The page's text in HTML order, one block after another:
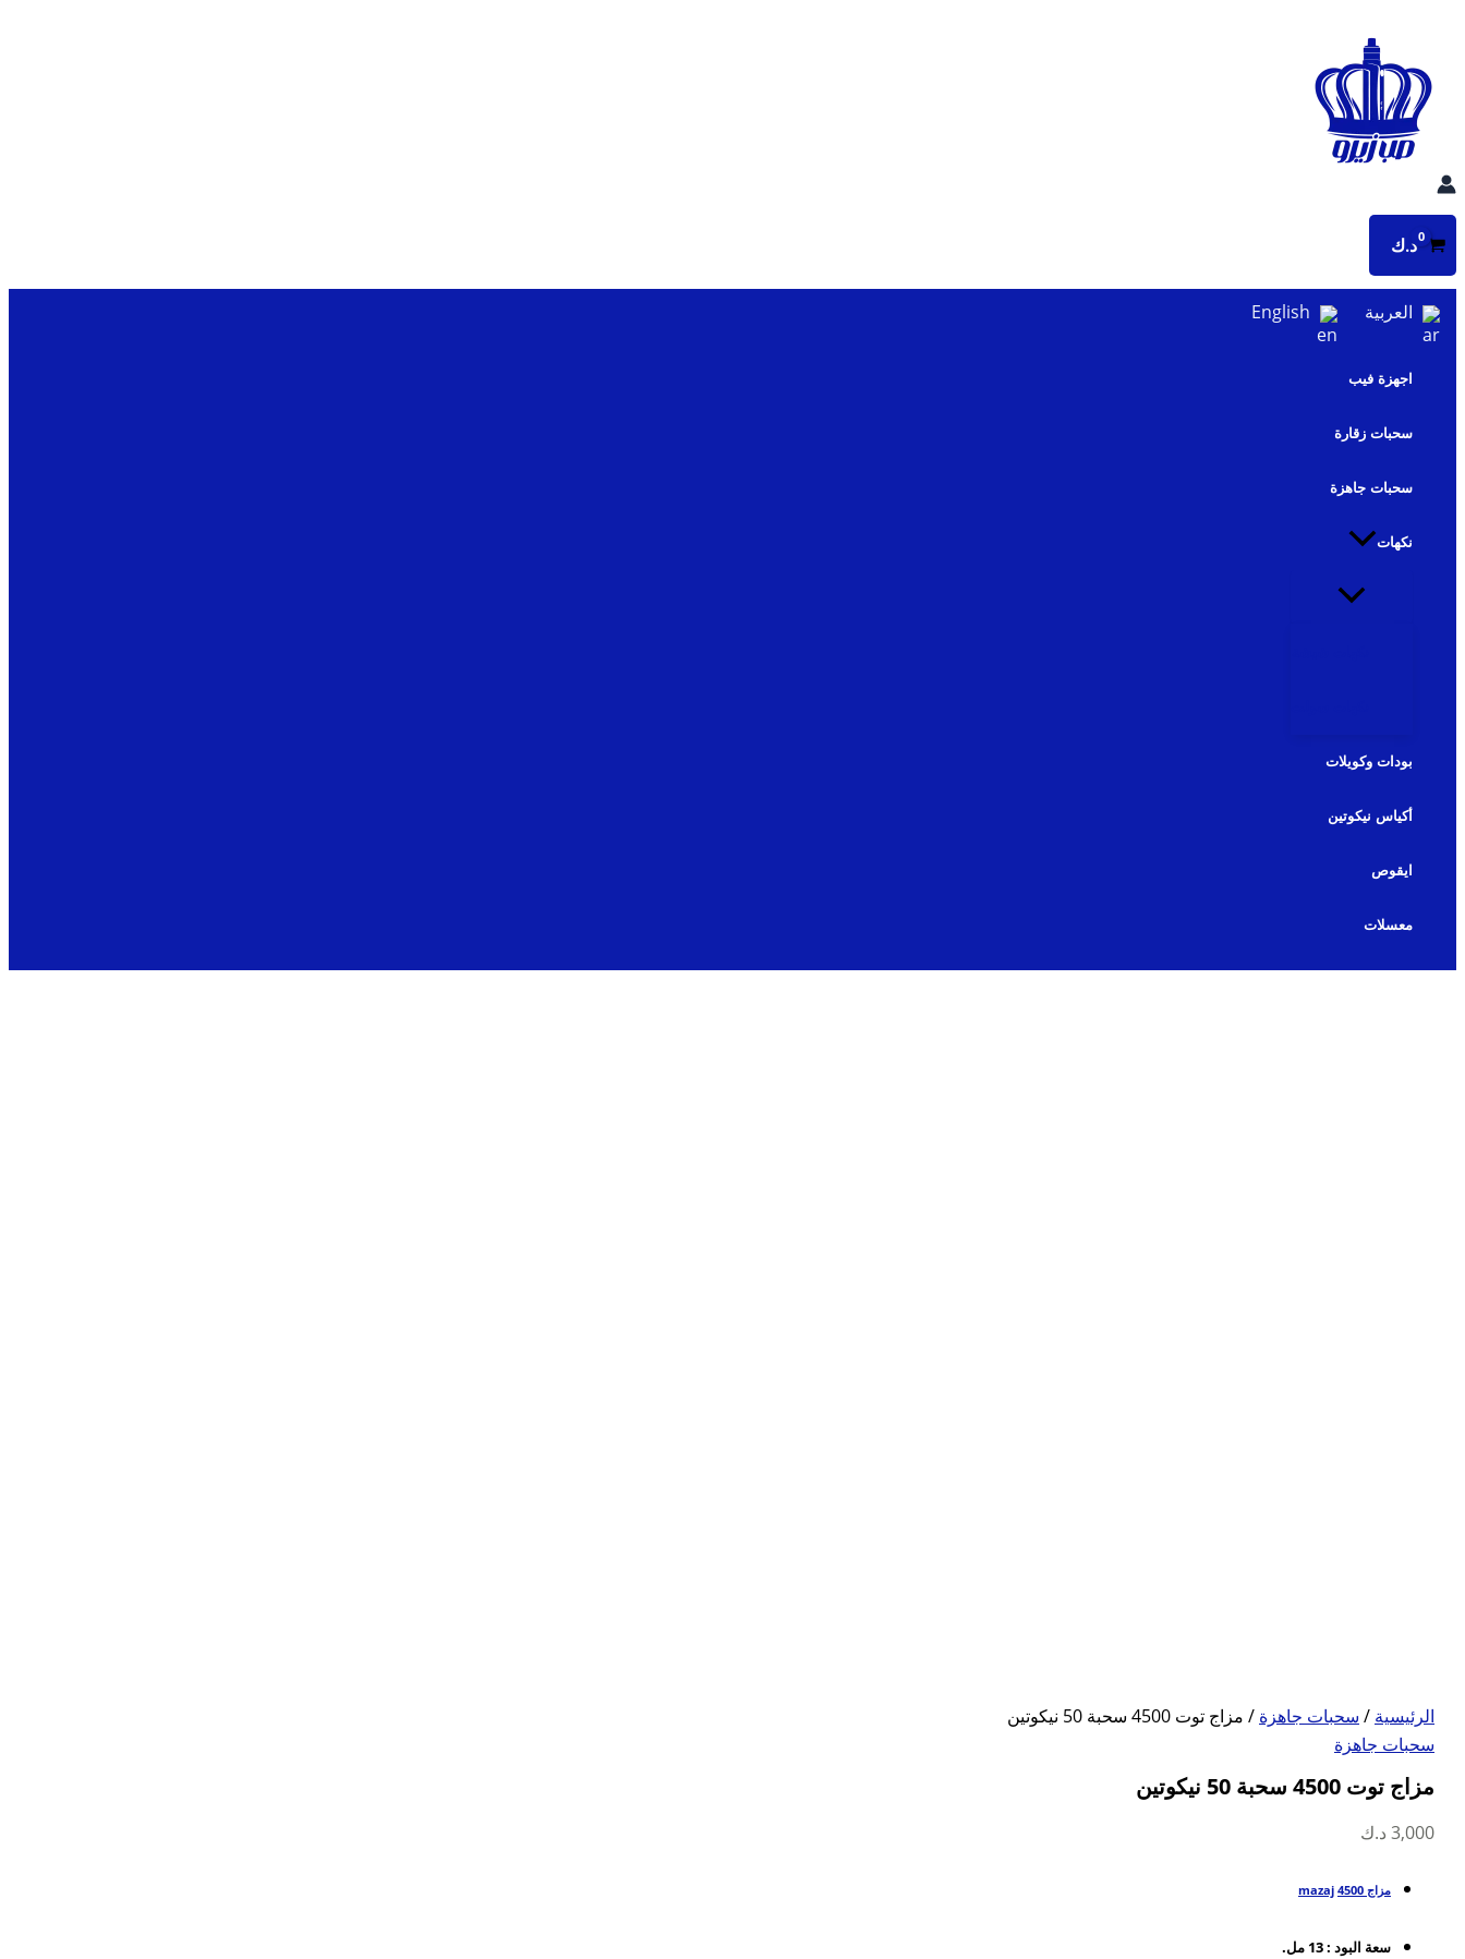
المحتوى
د.ك
العربية English
اجهزة فيب
سحبات زقارة
سحبات جاهزة
نكهات
بودات وكويلات
أكياس نيكوتين
ايقوص
معسلات
الرئيسية / سحبات جاهزة / مزاج توت 4500 سحبة 50 نيكوتين
سحبات جاهزة
مزاج توت 4500 سحبة 50 نيكوتين
3,000 د.ك
مزاج 4500 mazaj
سعة البود : 13 مل.